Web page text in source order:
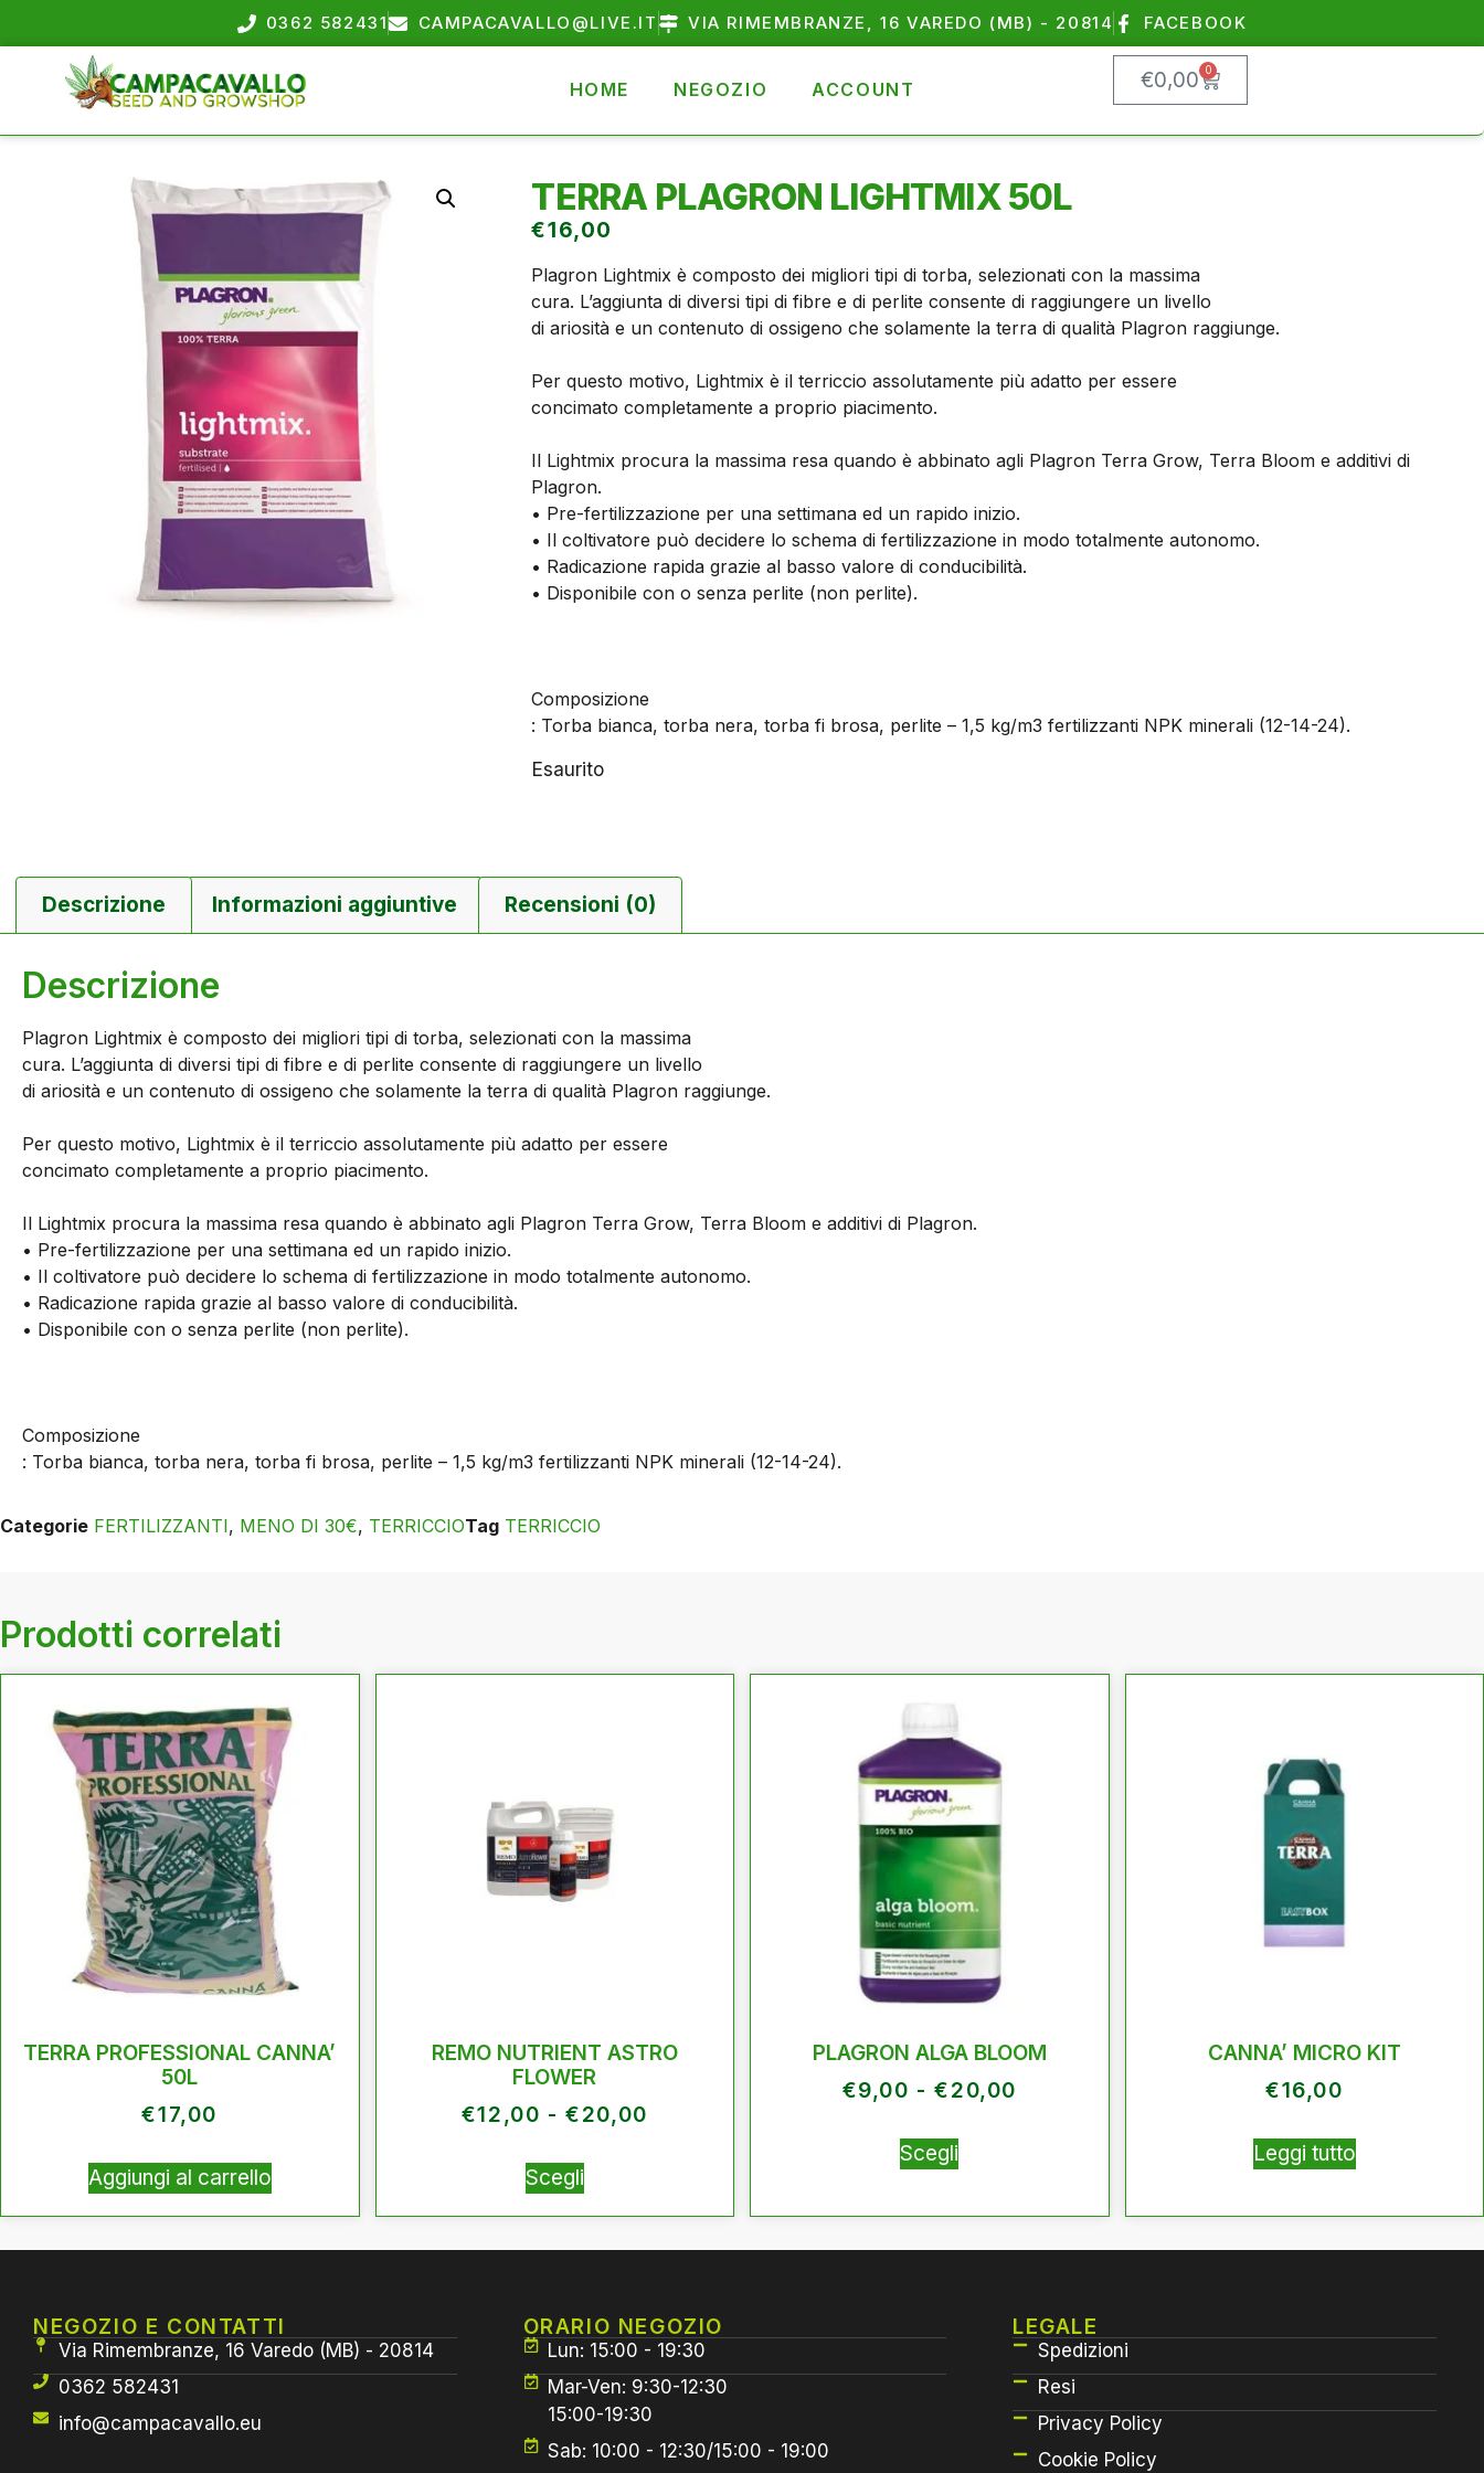
0362 582431 CAMPACAVALLO@LIVE.IT VIA RIMEMBRANZE, 16 VAREDO (MB) - 20814 FACEBOOK
HOME NEGOZIO ACCOUNT €0,00 0
TERRA PLAGRON LIGHTMIX 50L
€16,00
Plagron Lightmix è composto dei migliori tipi di torba, selezionati con la massima
cura. L’aggiunta di diversi tipi di fibre e di perlite consente di raggiungere un livello
di ariosità e un contenuto di ossigeno che solamente la terra di qualità Plagron raggiunge.
Per questo motivo, Lightmix è il terriccio assolutamente più adatto per essere
concimato completamente a proprio piacimento.
Il Lightmix procura la massima resa quando è abbinato agli Plagron Terra Grow, Terra Bloom e additivi di
Plagron.
• Pre-fertilizzazione per una settimana ed un rapido inizio.
• Il coltivatore può decidere lo schema di fertilizzazione in modo totalmente autonomo.
• Radicazione rapida grazie al basso valore di conducibilità.
• Disponibile con o senza perlite (non perlite).
Composizione
: Torba bianca, torba nera, torba fi brosa, perlite – 1,5 kg/m3 fertilizzanti NPK minerali (12-14-24).
Esaurito
Descrizione Informazioni aggiuntive Recensioni (0)
Descrizione
Plagron Lightmix è composto dei migliori tipi di torba, selezionati con la massima
cura. L’aggiunta di diversi tipi di fibre e di perlite consente di raggiungere un livello
di ariosità e un contenuto di ossigeno che solamente la terra di qualità Plagron raggiunge.
Per questo motivo, Lightmix è il terriccio assolutamente più adatto per essere
concimato completamente a proprio piacimento.
Il Lightmix procura la massima resa quando è abbinato agli Plagron Terra Grow, Terra Bloom e additivi di Plagron.
• Pre-fertilizzazione per una settimana ed un rapido inizio.
• Il coltivatore può decidere lo schema di fertilizzazione in modo totalmente autonomo.
• Radicazione rapida grazie al basso valore di conducibilità.
• Disponibile con o senza perlite (non perlite).
Composizione
: Torba bianca, torba nera, torba fi brosa, perlite – 1,5 kg/m3 fertilizzanti NPK minerali (12-14-24).
Categorie FERTILIZZANTI, MENO DI 30€, TERRICCIOTag TERRICCIO
Prodotti correlati
TERRA PROFESSIONAL CANNA’
50L
€17,00
Aggiungi al carrello
REMO NUTRIENT ASTRO
FLOWER
€12,00 - €20,00
Scegli
PLAGRON ALGA BLOOM
€9,00 - €20,00
Scegli
CANNA’ MICRO KIT
€16,00
Leggi tutto
NEGOZIO E CONTATTI
Via Rimembranze, 16 Varedo (MB) - 20814
0362 582431
info@campacavallo.eu
ORARIO NEGOZIO
Lun: 15:00 - 19:30
Mar-Ven: 9:30-12:30
15:00-19:30
Sab: 10:00 - 12:30/15:00 - 19:00
LEGALE
Spedizioni
Resi
Privacy Policy
Cookie Policy